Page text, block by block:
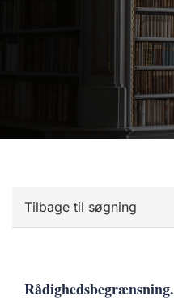
Tilbage til søgning
Rådighedsbegrænsning.